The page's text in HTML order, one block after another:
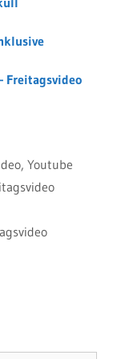
Freitagsvideo
, Youtube